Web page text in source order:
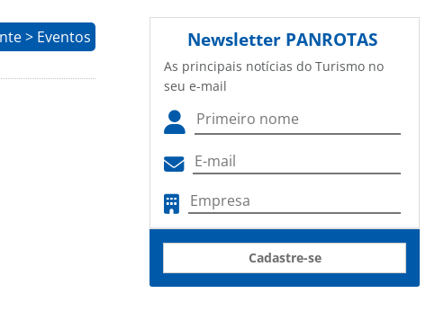
> Eventos Newsletter PANROTAS
As principais notícias do Turismo no
seu e-mail
Cadastre-se